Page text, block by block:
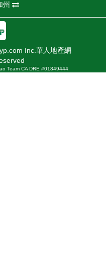
州
Inc.華人地產網
Team CA DRE #01849444